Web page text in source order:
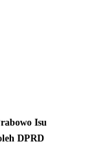
Isu
DPRD